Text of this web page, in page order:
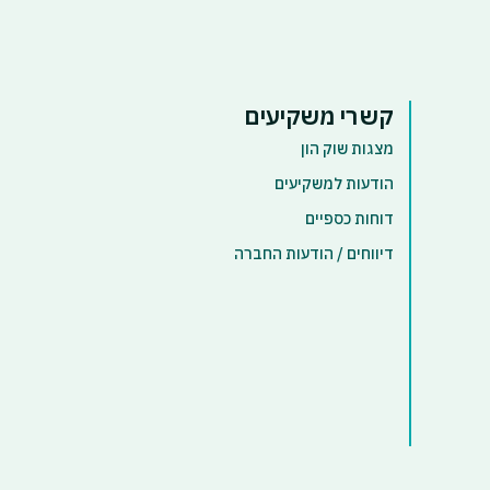
קשרי משקיעים
מצגות שוק הון
הודעות למשקיעים
דוחות כספיים
דיווחים / הודעות החברה